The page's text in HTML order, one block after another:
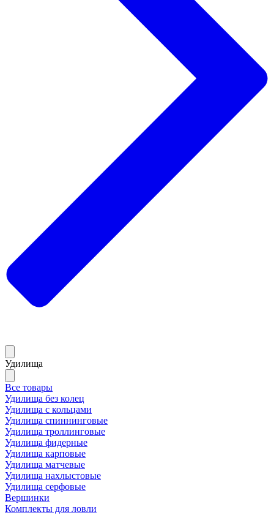
Удилища
Все товары
Удилища без колец
Удилища с кольцами
Удилища спиннинговые
Удилища троллинговые
Удилища фидерные
Удилища карповые
Удилища матчевые
Удилища нахлыстовые
Удилища серфовые
Вершинки
Комплекты для ловли